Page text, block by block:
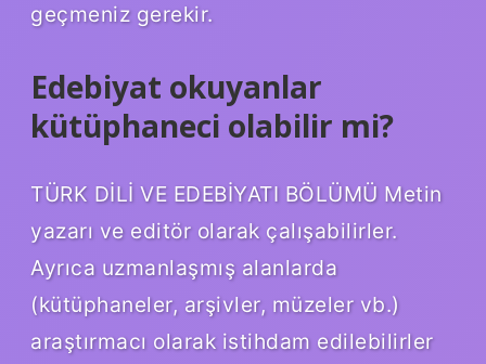
geçmeniz gerekir.
Edebiyat okuyanlar
kütüphaneci olabilir mi?
TÜRK DİLİ VE EDEBİYATI BÖLÜMÜ Metin
yazarı ve editör olarak çalışabilirler.
Ayrıca uzmanlaşmış alanlarda
(kütüphaneler, arşivler, müzeler vb.)
araştırmacı olarak istihdam edilebilirler